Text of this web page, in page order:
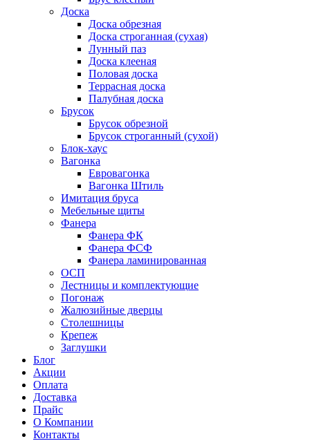
Доска
Доска обрезная
Доска строганная (сухая)
Лунный паз
Доска клееная
Половая доска
Террасная доска
Палубная доска
Брусок
Брусок обрезной
Брусок строганный (сухой)
Блок-хаус
Вагонка
Евровагонка
Вагонка Штиль
Имитация бруса
Мебельные щиты
Фанера
Фанера ФК
Фанера ФСФ
Фанера ламинированная
ОСП
Лестницы и комплектующие
Погонаж
Жалюзийные дверцы
Столешницы
Крепеж
Заглушки
Блог
Акции
Оплата
Доставка
Прайс
О Компании
Контакты